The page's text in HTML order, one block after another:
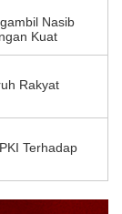
Nasib
Kuat
Rakyat
Terhadap